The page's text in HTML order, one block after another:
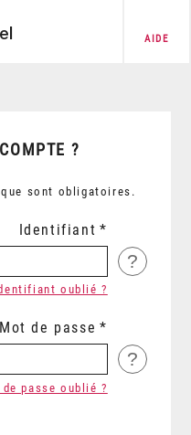
AIDE
?
sont obligatoires.
Identifiant
?
oublié ?
Mot de passe
?
passe oublié ?